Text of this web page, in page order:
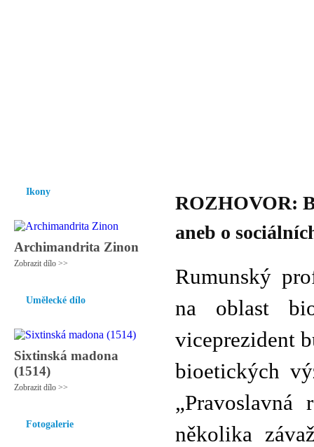
Ikony
Archimandrita Zinon
Zobrazit dílo >>
Umělecké dílo
Sixtinská madona
(1514)
Zobrazit dílo >>
Fotogalerie
ROZHOVOR:
aneb o
Rumunský
na oblast
viceprezident
bioetických
„Pravoslavná
několika